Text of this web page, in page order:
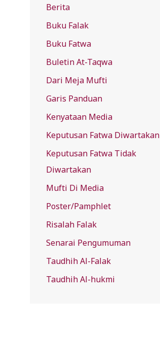
f
o
r
:
Berita
Buku Falak
Buku Fatwa
Buletin At-Taqwa
Dari Meja Mufti
Garis Panduan
Kenyataan Media
Keputusan Fatwa Diwartakan
Keputusan Fatwa Tidak
Diwartakan
Mufti Di Media
Poster/Pamphlet
Risalah Falak
Senarai Pengumuman
Taudhih Al-Falak
Taudhih Al-hukmi